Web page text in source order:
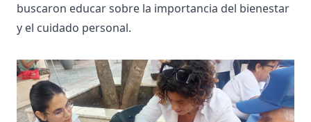
buscaron educar sobre la importancia del bienestar
y el cuidado personal.